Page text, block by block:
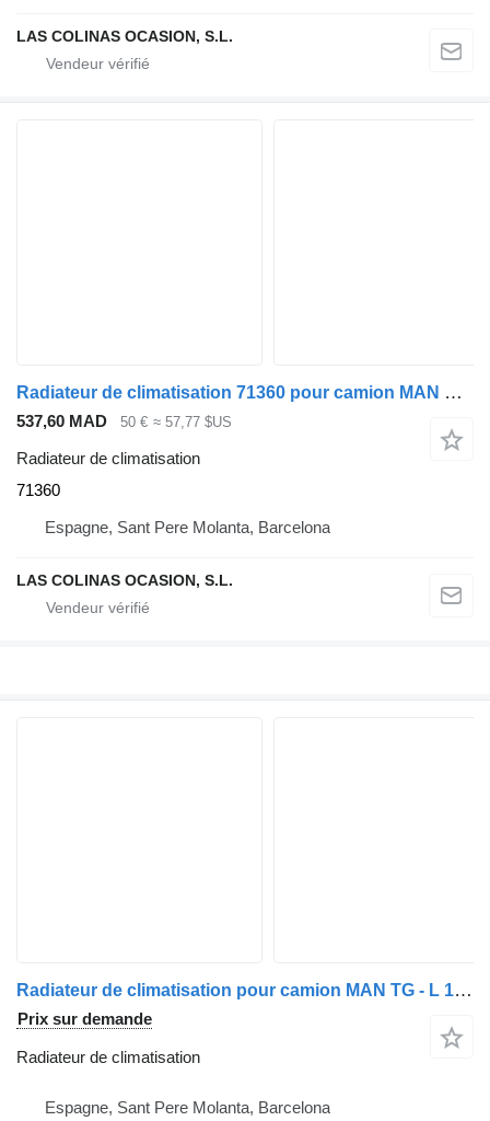
LAS COLINAS OCASION, S.L.
Radiateur de climatisation 71360 pour camion MAN NM 223/283 F
537,60 MAD 50 € ≈ 57,77 $US
Radiateur de climatisation
71360
Espagne, Sant Pere Molanta, Barcelona
LAS COLINAS OCASION, S.L.
Radiateur de climatisation pour camion MAN TG - L 10.XXX
Prix sur demande
Radiateur de climatisation
Espagne, Sant Pere Molanta, Barcelona